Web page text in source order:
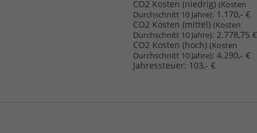
CO2 Kosten (niedrig) (Kosten
Durchschnitt 10 Jahre): 1.170,- €
CO2 Kosten (mittel) (Kosten
Durchschnitt 10 Jahre): 2.778,75 €
CO2 Kosten (hoch) (Kosten
Durchschnitt 10 Jahre): 4.290,- €
Jahressteuer: 103,- €